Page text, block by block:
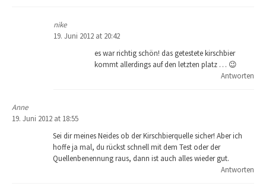
nike
19. Juni 2012 at 20:42
es war richtig schön! das getestete kirschbier
kommt allerdings auf den letzten platz … 😉
Antworten
Anne
19. Juni 2012 at 18:55
Sei dir meines Neides ob der Kirschbierquelle sicher! Aber ich
hoffe ja mal, du rückst schnell mit dem Test oder der
Quellenbenennung raus, dann ist auch alles wieder gut.
Antworten